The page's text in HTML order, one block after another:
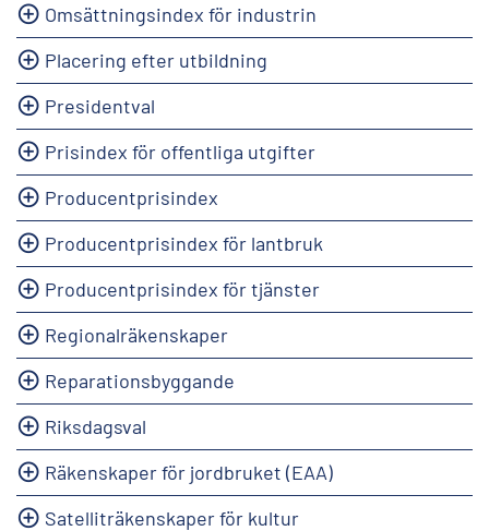
Omsättningsindex för industrin
Placering efter utbildning
Presidentval
Prisindex för offentliga utgifter
Producentprisindex
Producentprisindex för lantbruk
Producentprisindex för tjänster
Regionalräkenskaper
Reparationsbyggande
Riksdagsval
Räkenskaper för jordbruket (EAA)
Satelliträkenskaper för kultur